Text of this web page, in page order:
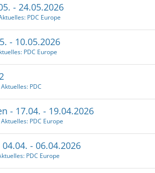
- 24.05.2026
PDC Europe
- 10.05.2026
PDC Europe
PDC
- 17.04. - 19.04.2026
PDC Europe
- 06.04.2026
PDC Europe